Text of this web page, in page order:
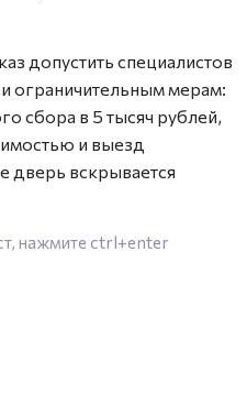
допустить специалистов
ограничительным мерам:
сбора в 5 тысяч рублей,
и выезд
дверь вскрывается
нажмите ctrl+enter